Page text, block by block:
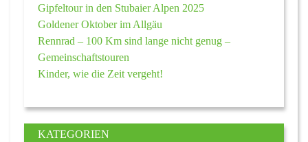
Gipfeltour in den Stubaier Alpen 2025
Goldener Oktober im Allgäu
Rennrad – 100 Km sind lange nicht genug –
Gemeinschaftstouren
Kinder, wie die Zeit vergeht!
KATEGORIEN